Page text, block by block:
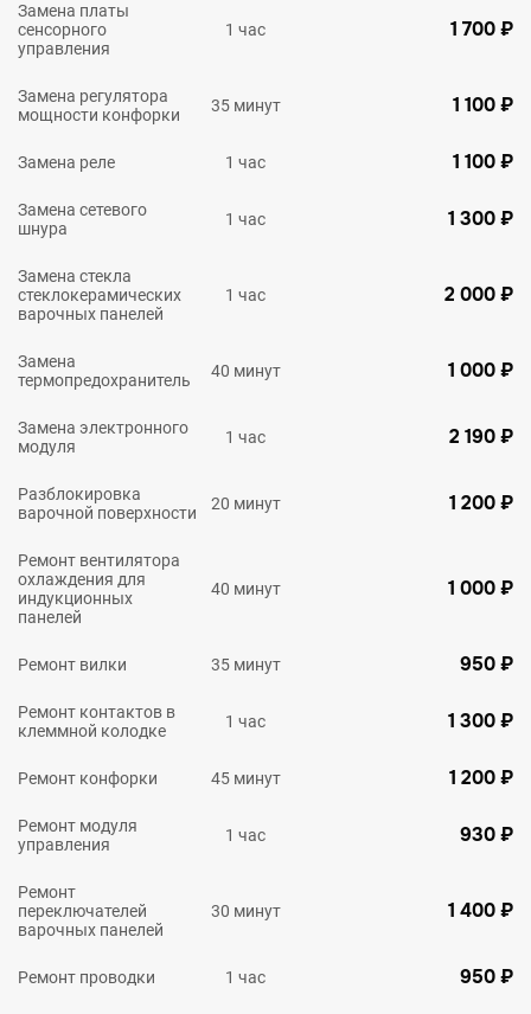
Замена платы
сенсорного
управления
1 час 1 700 ₽
Замена регулятора
мощности конфорки
35 минут 1 100 ₽
Замена реле 1 час 1 100 ₽
Замена сетевого
шнура
1 час 1 300 ₽
Замена стекла
стеклокерамических
варочных панелей
1 час 2 000 ₽
Замена
термопредохранитель
40 минут 1 000 ₽
Замена электронного
модуля
1 час 2 190 ₽
Разблокировка
варочной поверхности
20 минут 1 200 ₽
Ремонт вентилятора
охлаждения для
индукционных
панелей
40 минут 1 000 ₽
Ремонт вилки 35 минут 950 ₽
Ремонт контактов в
клеммной колодке
1 час 1 300 ₽
Ремонт конфорки 45 минут 1 200 ₽
Ремонт модуля
управления
1 час 930 ₽
Ремонт
переключателей
варочных панелей
30 минут 1 400 ₽
Ремонт проводки 1 час 950 ₽